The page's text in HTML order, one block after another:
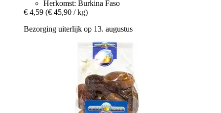
Herkomst: Burkina Faso
€ 4,59 (€ 45,90 / kg)
Bezorging uiterlijk op 13. augustus